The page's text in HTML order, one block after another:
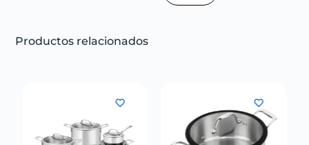
Productos relacionados